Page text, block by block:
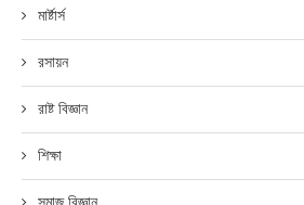
মার্ষ্টার্স
রসায়ন
রাষ্ট বিজ্ঞান
শিক্ষা